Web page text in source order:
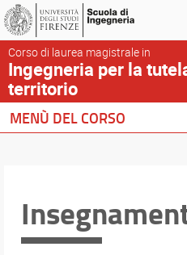
Corso di laurea magistrale in
Ingegneria per la
territorio
MENÙ DEL CORSO
Insegnamenti
Articolazione